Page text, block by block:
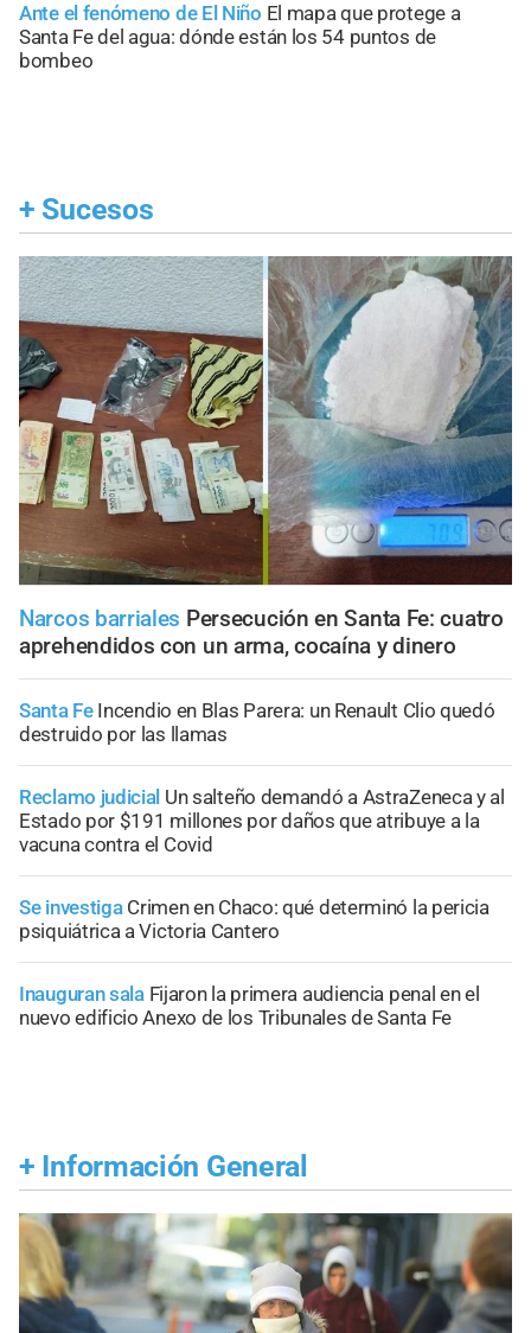
Ante el fenómeno de El Niño El mapa que protege a
Santa Fe del agua: dónde están los 54 puntos de
bombeo
+ Sucesos
Narcos barriales Persecución en Santa Fe: cuatro
aprehendidos con un arma, cocaína y dinero
Santa Fe Incendio en Blas Parera: un Renault Clio quedó
destruido por las llamas
Reclamo judicial Un salteño demandó a AstraZeneca y al
Estado por $191 millones por daños que atribuye a la
vacuna contra el Covid
Se investiga Crimen en Chaco: qué determinó la pericia
psiquiátrica a Victoria Cantero
Inauguran sala Fijaron la primera audiencia penal en el
nuevo edificio Anexo de los Tribunales de Santa Fe
+ Información General